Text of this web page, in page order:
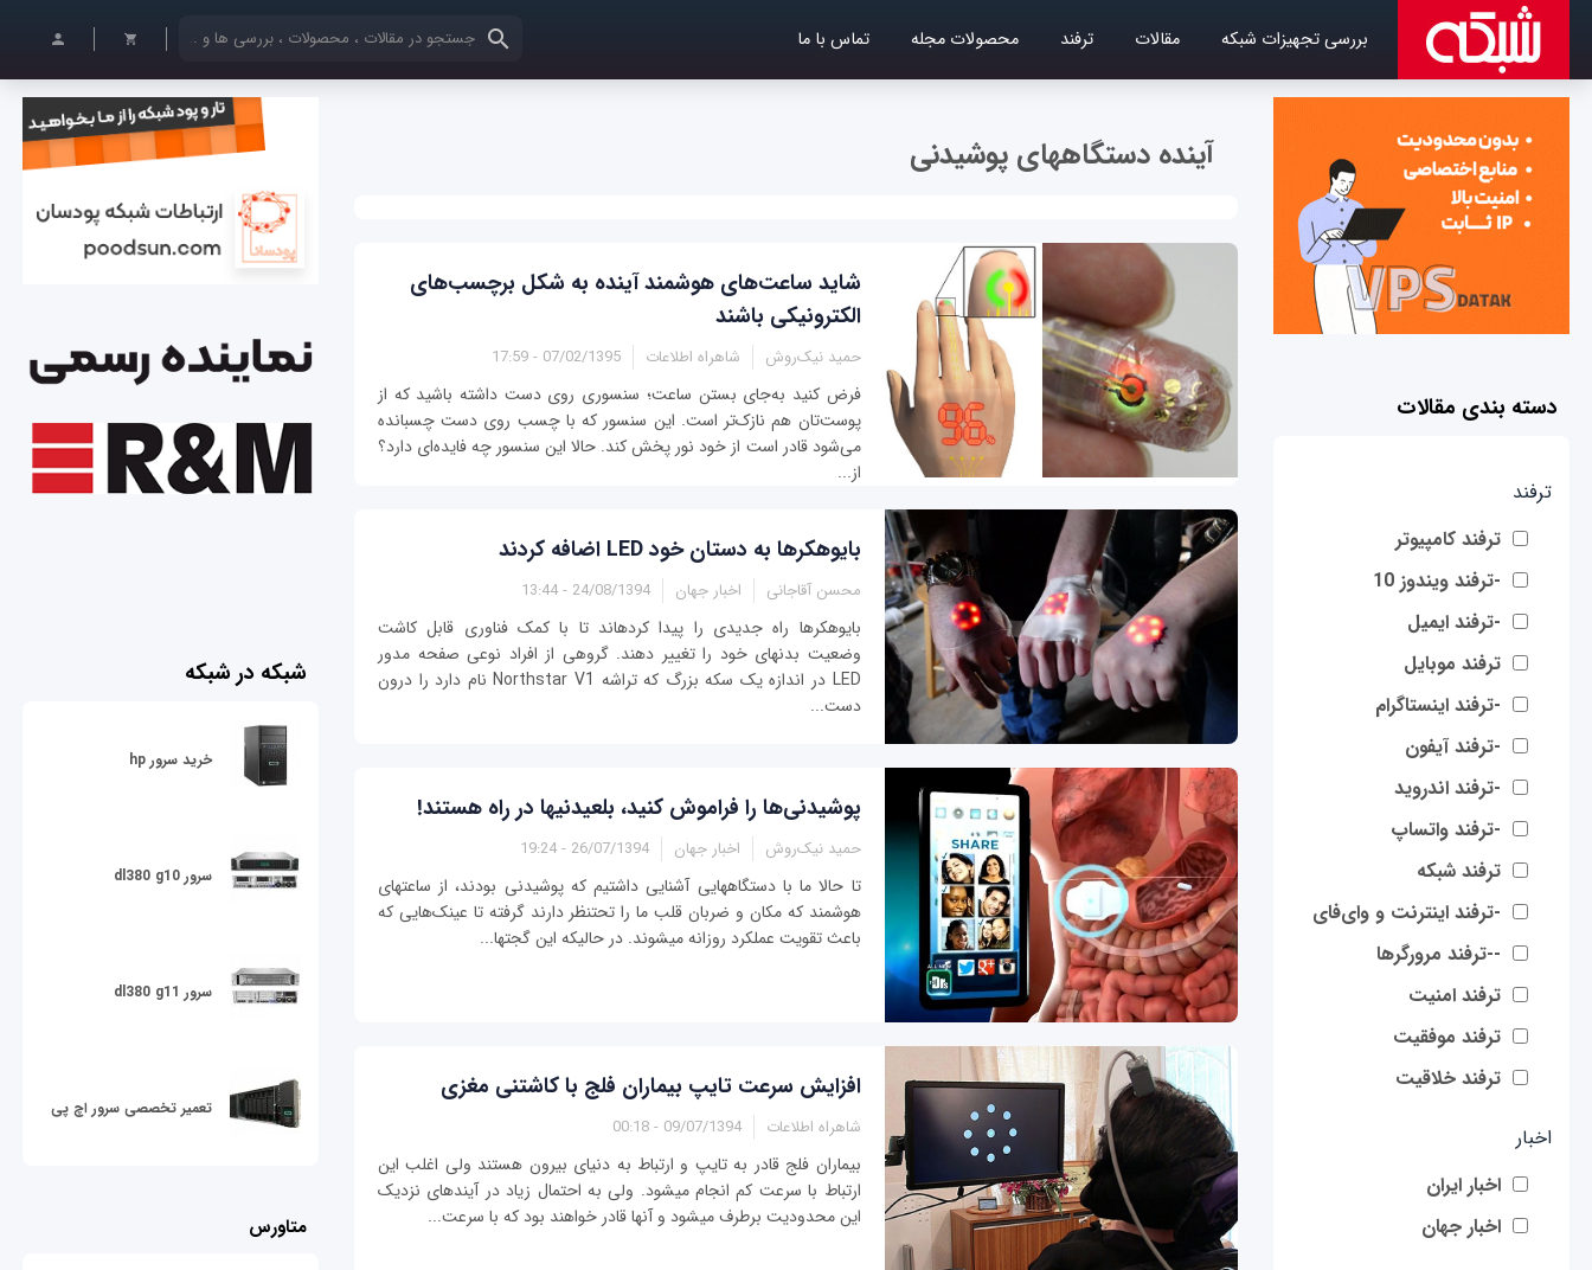
بررسی تجهیزات شبکه مقالات ترفند محصولات مجله تماس با ما کلمات کلیدی خود را وارد کنید
دسته بندی مقالات
ترفند
ترفند کامپیوتر
-ترفند ویندوز 10
-ترفند ایمیل
ترفند موبایل
-ترفند اینستاگرام
-ترفند آیفون
-ترفند اندروید
-ترفند واتساپ
ترفند شبکه
-ترفند اینترنت و وای‌فای
--ترفند مرورگرها
ترفند امنیت
ترفند موفقیت
ترفند خلاقیت
اخبار
اخبار ایران
اخبار جهان
آینده دستگاه‎های پوشیدنی
شاید ساعت‌های هوشمند آینده به شکل برچسب‌های
الکترونیکی باشند
حمید نیک‌روش شاهراه اطلاعات 07/02/1395 - 17:59
فرض کنید به‌جای بستن ساعت؛ سنسوری روی دست داشته باشید که از
پوست‌تان هم نازک‌تر است. این سنسور که با چسب روی دست چسبانده
می‌شود قادر است از خود نور پخش کند. حالا این سنسور چه فایده‌ای دارد؟
از...
بایوهکرها به دستان خود LED اضافه کردند
محسن آقاجانی اخبار جهان 24/08/1394 - 13:44
بایوهکرها راه جدیدی را پیدا کرده‎اند تا با کمک فناوری قابل کاشت
وضعیت بدن‎های خود را تغییر دهند. گروهی از افراد نوعی صفحه مدور
LED در اندازه یک سکه بزرگ که تراشه Northstar V1 نام دارد را درون
دست‎...
پوشیدنی‌ها را فراموش کنید، بلعیدنی‫ها در راه هستند!
حمید نیک‌روش اخبار جهان 26/07/1394 - 19:24
تا حالا ما با دستگاه‫هایی آشنایی داشتیم که پوشیدنی بودند، از ساعت‫های
هوشمند که مکان و ضربان قلب ما را تحت‫نظر دارند گرفته تا عینک‌هایی که
باعث تقویت عملکرد روزانه می‫شوند. در حالی‫که این گجت‫ها...
افزایش سرعت تایپ بیماران فلج با کاشتنی مغزی
شاهراه اطلاعات 09/07/1394 - 00:18
بیماران فلج قادر به تایپ و ارتباط به دنیای بیرون هستند ولی اغلب این
ارتباط با سرعت کم انجام می‫شود. ولی به احتمال زیاد در آینده‫ای نزدیک
این محدودیت برطرف می‫شود و آن‫ها قادر خواهند بود که با سرعت...
شبکه در شبکه
خرید سرور hp
سرور dl380 g10
سرور dl380 g11
تعمیر تخصصی سرور اچ پی
متاورس